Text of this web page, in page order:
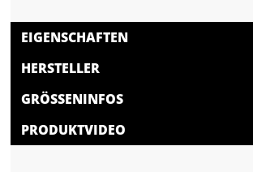
EIGENSCHAFTEN
HERSTELLER
GRÖSSENINFOS
PRODUKTVIDEO